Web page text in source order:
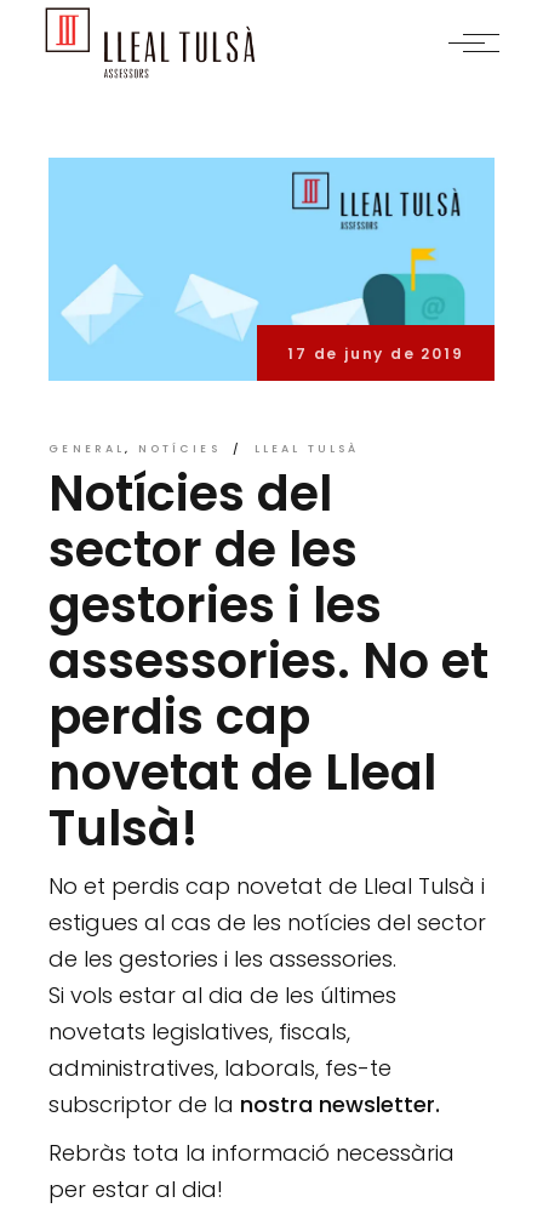
17 de juny de 2019
GENERAL NOTÍCIES LLEAL TULSÀ
Notícies del
sector de les
gestories i les
assessories. No et
perdis cap
novetat de Lleal
Tulsà!
No et perdis cap novetat de Lleal Tulsà i
estigues al cas de les notícies del sector
de les gestories i les assessories.
Si vols estar al dia de les últimes
novetats legislatives, fiscals,
administratives, laborals, fes-te
subscriptor de la nostra newsletter.
Rebràs tota la informació necessària
per estar al dia!